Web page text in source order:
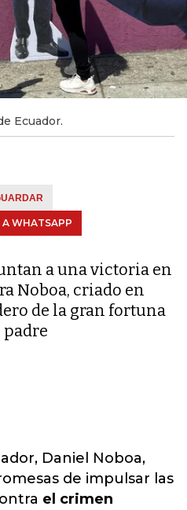
Ecuador.
A WHATSAPP
a una victoria en
Noboa, criado en
de la gran fortuna
padre
Daniel Noboa,
de impulsar las
el crimen